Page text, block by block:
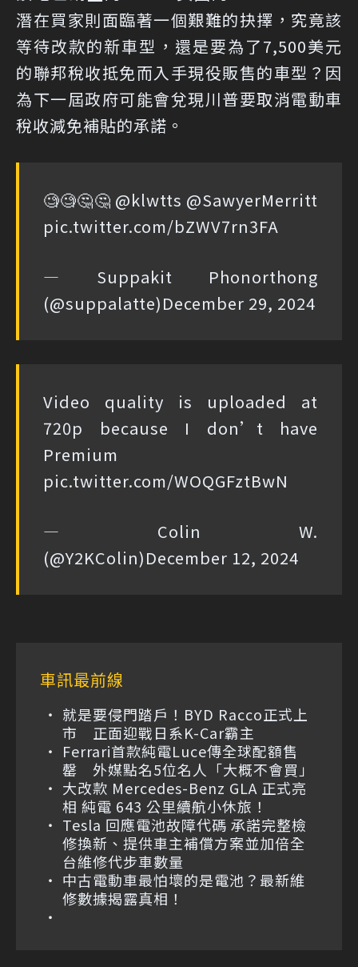
潛在買家則面臨著一個艱難的抉擇，究竟該
等待改款的新車型，還是要為了7,500美元
的聯邦稅收抵免而入手現役販售的車型？因
為下一屆政府可能會兌現川普要取消電動車
稅收減免補貼的承諾。
🧐🧐🤔🤔 @klwtts @SawyerMerritt
pic.twitter.com/bZWV7rn3FA
— Suppakit Phonorthong
(@suppalatte)December 29, 2024
Video quality is uploaded at
720p because I don’t have
Premium
pic.twitter.com/WOQGFztBwN
— Colin W.
(@Y2KColin)December 12, 2024
車訊最前線
就是要侵門踏戶！BYD Racco正式上
市 正面迎戰日系K-Car霸主
Ferrari首款純電Luce傳全球配額售
罄 外媒點名5位名人「大概不會買」
大改款 Mercedes-Benz GLA 正式亮
相 純電 643 公里續航小休旅！
Tesla 回應電池故障代碼 承諾完整檢
修換新、提供車主補償方案並加倍全
台維修代步車數量
中古電動車最怕壞的是電池？最新維
修數據揭露真相！